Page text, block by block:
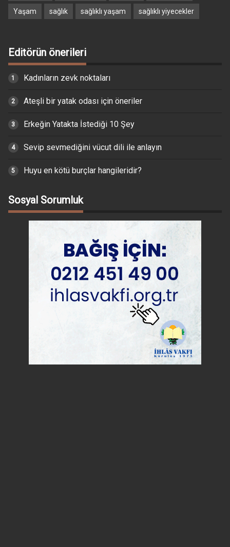
Yaşam sağlık sağlıklı yaşam sağlıklı yiyecekler
Editörün önerileri
Kadınların zevk noktaları
Ateşli bir yatak odası için öneriler
Erkeğin Yatakta İstediği 10 Şey
Sevip sevmediğini vücut dili ile anlayın
Huyu en kötü burçlar hangileridir?
Sosyal Sorumluk